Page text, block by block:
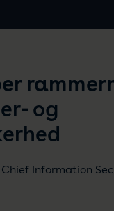
og
Information